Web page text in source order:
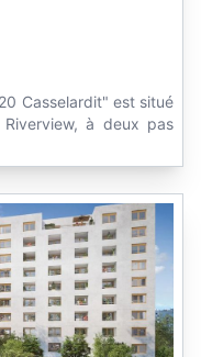
Casselardit" est situé
à deux pas